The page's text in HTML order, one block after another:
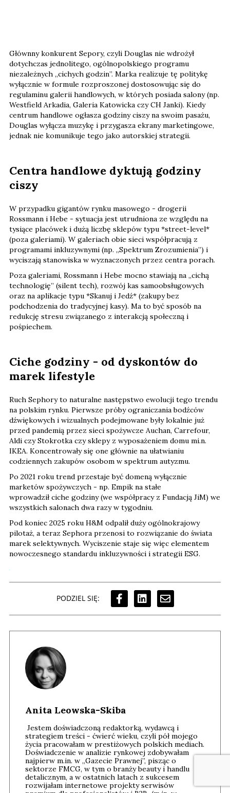
Głównny konkurent Sepory, czyli Douglas nie wdrożył
dotychczas jednolitego, ogólnopolskiego programu
niezależnych „cichych godzin”. Marka realizuje tę politykę
wyłącznie w formule rozproszonej dostosowując się do
regulaminu galerii handlowych, w których posiada salony (np.
Westfield Arkadia, Galeria Katowicka czy CH Janki). Kiedy
centrum handlowe ogłasza godziny ciszy na swoim pasażu,
Douglas wyłącza muzykę i przygasza ekrany marketingowe,
jednak nie komunikuje tego jako autorskiej strategii.
Centra handlowe dyktują godziny
ciszy
W przypadku gigantów rynku masowego - drogerii
Rossmann i Hebe - sytuacja jest utrudniona ze względu na
tysiące placówek i dużą liczbę sklepów typu *street-level*
(poza galeriami). W galeriach obie sieci współpracują z
programami inkluzywnymi (np. „Spektrum Zrozumienia”) i
wyciszają stanowiska w wyznaczonych przez centra porach.
Poza galeriami, Rossmann i Hebe mocno stawiają na „cichą
technologię” (silent tech), rozwój kas samoobsługowych
oraz na aplikacje typu *Skanuj i Jedź* (zakupy bez
podchodzenia do tradycyjnej kasy). Ma to być sposób na
redukcję stresu związanego z interakcją społeczną i
pośpiechem.
Ciche godziny - od dyskontów do
marek lifestyle
Ruch Sephory to naturalne następstwo ewolucji tego trendu
na polskim rynku. Pierwsze próby ograniczania bodźców
dźwiękowych i wizualnych podejmowane były lokalnie już
przed pandemią przez sieci spożywcze Auchan, Carrefour,
Aldi czy Stokrotka czy sklepy z wyposażeniem domu mi.n.
IKEA. Koncentrowały się one głównie na ułatwianiu
codziennych zakupów osobom w spektrum autyzmu.
Po 2021 roku trend przestaje być domeną wyłącznie
marketów spożywczych - np. Empik na stałe
wprowadził ciche godziny (we współpracy z Fundacją JiM) we
wszystkich salonach dwa razy w tygodniu.
Pod koniec 2025 roku H&M odpalił duży ogólnokrajowy
pilotaż, a teraz Sephora przenosi to rozwiązanie do świata
marek selektywnych. Wyciszenie staje się więc elementem
nowoczesnego standardu inkluzywności i strategii ESG.
PODZIEL SIĘ:
Anita Leowska-Skiba
Jestem doświadczoną redaktorką, wydawcą i
strategiem treści - ćwierć wieku, czyli pół mojego
życia pracowałam w prestiżowych polskich mediach.
Doświadczenie w analizie rynkowej zdobywałam
najpierw m.in. w „Gazecie Prawnej”, pisząc o
sektorze FMCG, w tym o branży beauty i handlu
detalicznym, a w ostatnich latach z sukcesem
rozwijałam internetowe projekty serwisów